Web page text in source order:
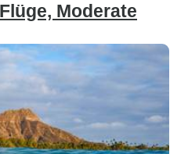
Moderate